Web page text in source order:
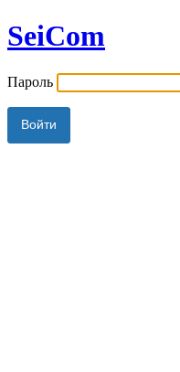
SeiCom
Пароль